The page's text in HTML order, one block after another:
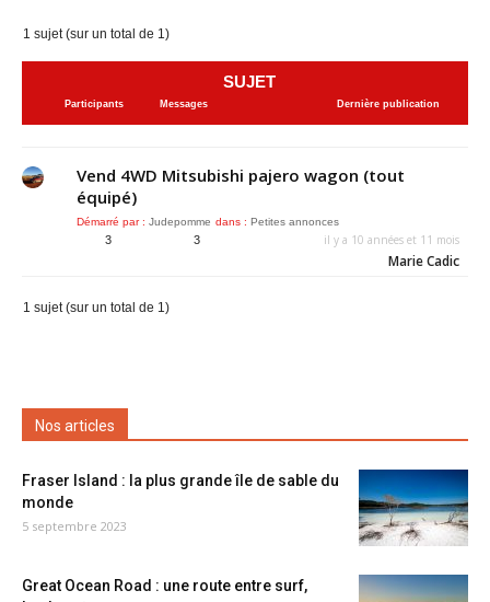
1 sujet (sur un total de 1)
SUJET
Participants Messages Dernière publication
Vend 4WD Mitsubishi pajero wagon (tout
équipé)
Démarré par : Judepomme dans : Petites annonces
3 3 il y a 10 années et 11 mois
Marie Cadic
1 sujet (sur un total de 1)
Nos articles
Fraser Island : la plus grande île de sable du
monde
5 septembre 2023
Great Ocean Road : une route entre surf,